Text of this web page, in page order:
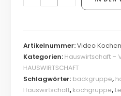
Artikelnummer:Video
Kategorien: Hauswirtschaft –
HAUSWIRTSCHAFT
Schlagwörter: backgruppe,
Hauswirtschaft, kochgruppe,